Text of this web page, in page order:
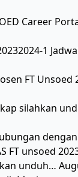
Career
1
FT Unsoed
silahkan
FT unsoed
unduh…